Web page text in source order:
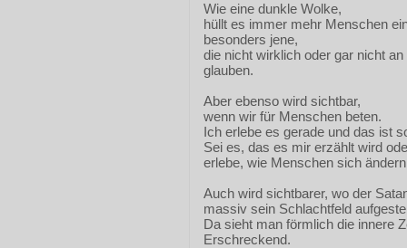
Wie eine dunkle Wolke,
hüllt es immer mehr Menschen
besonders jene,
die nicht wirklich oder gar nicht
glauben.
Aber ebenso wird sichtbar,
wenn wir für Menschen beten.
Ich erlebe es gerade und das ist
Sei es, das es mir erzählt wird
erlebe, wie Menschen sich
Auch wird sichtbarer, wo der
massiv sein Schlachtfeld
Da sieht man förmlich die innere
Erschreckend.